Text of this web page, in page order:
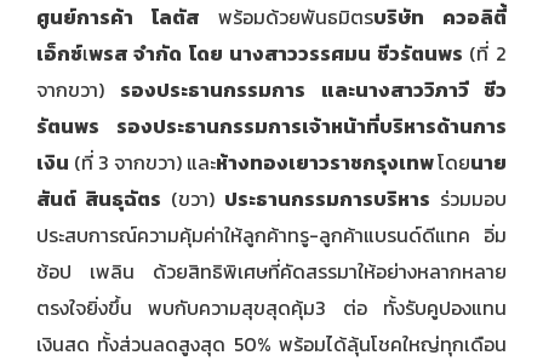
ศูนย์การค้า โลตัส พร้อมด้วยพันธมิตรบริษัท ควอลิตี้
เอ็กซ์เพรส จำกัด โดย นางสาววรรศมน ชีวรัตนพร (ที่ 2
จากขวา) รองประธานกรรมการ และนางสาววิภาวี ชีว
รัตนพร รองประธานกรรมการเจ้าหน้าที่บริหารด้านการ
เงิน (ที่ 3 จากขวา) และห้างทองเยาวราชกรุงเทพโดยนาย
สันต์ สินธุฉัตร (ขวา) ประธานกรรมการบริหาร ร่วมมอบ
ประสบการณ์ความคุ้มค่าให้ลูกค้าทรู-ลูกค้าแบรนด์ดีแทค อิ่ม
ช้อป เพลิน ด้วยสิทธิพิเศษที่คัดสรรมาให้อย่างหลากหลาย
ตรงใจยิ่งขึ้น พบกับความสุขสุดคุ้ม3 ต่อ ทั้งรับคูปองแทน
เงินสด ทั้งส่วนลดสูงสุด 50% พร้อมได้ลุ้นโชคใหญ่ทุกเดือน